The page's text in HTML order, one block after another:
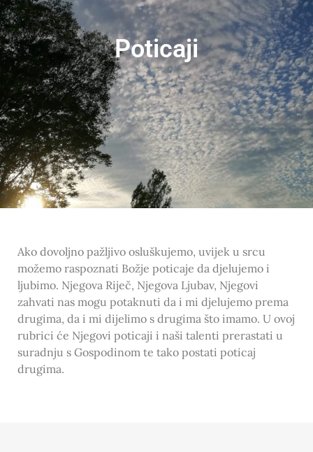
Poticaji
Ako dovoljno pažljivo osluškujemo, uvijek u srcu
možemo raspoznati Božje poticaje da djelujemo i
ljubimo. Njegova Riječ, Njegova Ljubav, Njegovi
zahvati nas mogu potaknuti da i mi djelujemo prema
drugima, da i mi dijelimo s drugima što imamo. U ovoj
rubrici će Njegovi poticaji i naši talenti prerastati u
suradnju s Gospodinom te tako postati poticaj
drugima.